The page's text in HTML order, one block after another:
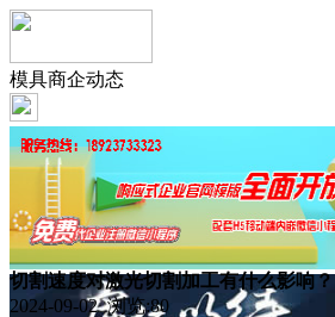
模具商企动态
切割速度对激光切割加工有什么影响？
2024-09-02 浏览:80